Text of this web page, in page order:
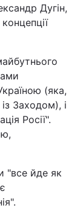
Дугін,
(яка,
Заходом), і
Росії".
"все йде як